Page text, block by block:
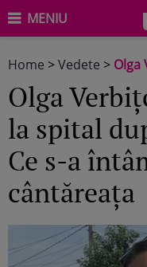
MENIU
Home >Vedete > Olga
Olga
la spital
Ce s-a
cântăreața